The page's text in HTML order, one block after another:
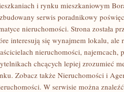
i rynku mieszkaniowym
serwis poradnikowy
nieruchomości. Strona została
interesują się wynajmem lokalu, ale
nieruchomości, najemcach,
chcących lepiej zrozumieć
Zobacz także Nieruchomości i
W serwisie można